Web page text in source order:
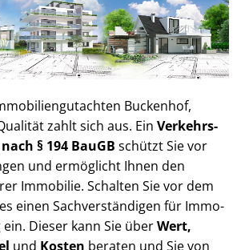
Buckenhof,
zahlt sich aus. Ein Ver­kehrs­
§ 194 BauGB schützt Sie vor
und ermöglicht Ihnen den
Immobilie. Schalten Sie vor dem
einen Sach­ver­stän­di­gen für Im­mo­
Dieser kann Sie überWert,
und Kosten beraten und Sie von